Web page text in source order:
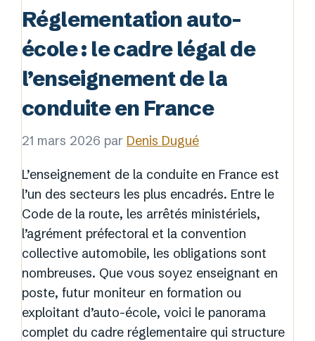
Réglementation auto-
école : le cadre légal de
l’enseignement de la
conduite en France
21 mars 2026 par Denis Dugué
L’enseignement de la conduite en France est
l’un des secteurs les plus encadrés. Entre le
Code de la route, les arrêtés ministériels,
l’agrément préfectoral et la convention
collective automobile, les obligations sont
nombreuses. Que vous soyez enseignant en
poste, futur moniteur en formation ou
exploitant d’auto-école, voici le panorama
complet du cadre réglementaire qui structure